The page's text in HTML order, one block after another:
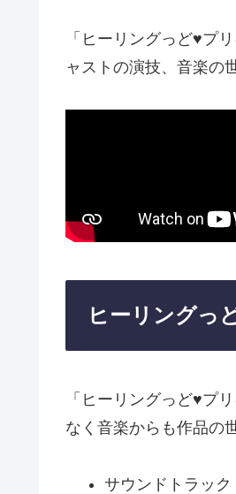
「ヒーリングっど♥プ
ャストの演技、音楽の
ヒーリングっ
「ヒーリングっど♥プ
なく音楽からも作品の
サウンドトラック